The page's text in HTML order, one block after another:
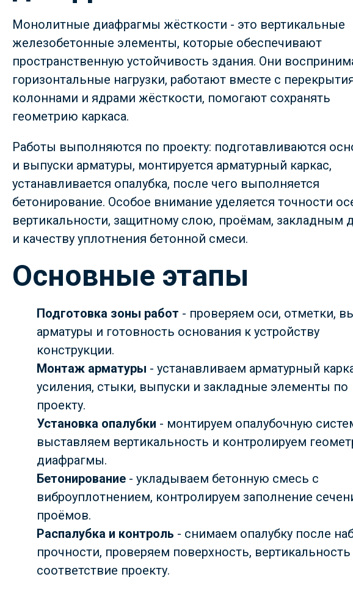
Монолитные диафрагмы жёсткости - это вертикальные
железобетонные элементы, которые обеспечивают
пространственную устойчивость здания. Они
горизонтальные нагрузки, работают вместе с
колоннами и ядрами жёсткости, помогают сохранять
геометрию каркаса.
Работы выполняются по проекту: подготавливаются
и выпуски арматуры, монтируется арматурный каркас,
устанавливается опалубка, после чего выполняется
бетонирование. Особое внимание уделяется точности
вертикальности, защитному слою, проёмам, закладным
и качеству уплотнения бетонной смеси.
Основные этапы
Подготовка зоны работ - проверяем оси, отметки,
арматуры и готовность основания к устройству
конструкции.
Монтаж арматуры - устанавливаем арматурный
усиления, стыки, выпуски и закладные элементы по
проекту.
Установка опалубки - монтируем опалубочную
выставляем вертикальность и контролируем
диафрагмы.
Бетонирование - укладываем бетонную смесь с
виброуплотнением, контролируем заполнение
проёмов.
Распалубка и контроль - снимаем опалубку после
прочности, проверяем поверхность, вертикальность
соответствие проекту.